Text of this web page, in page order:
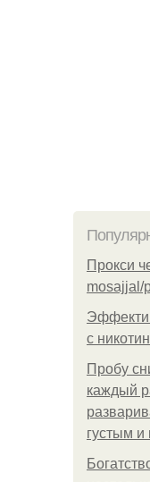
Прокси
mosajjal/
с
Пробу
каждый
густым и